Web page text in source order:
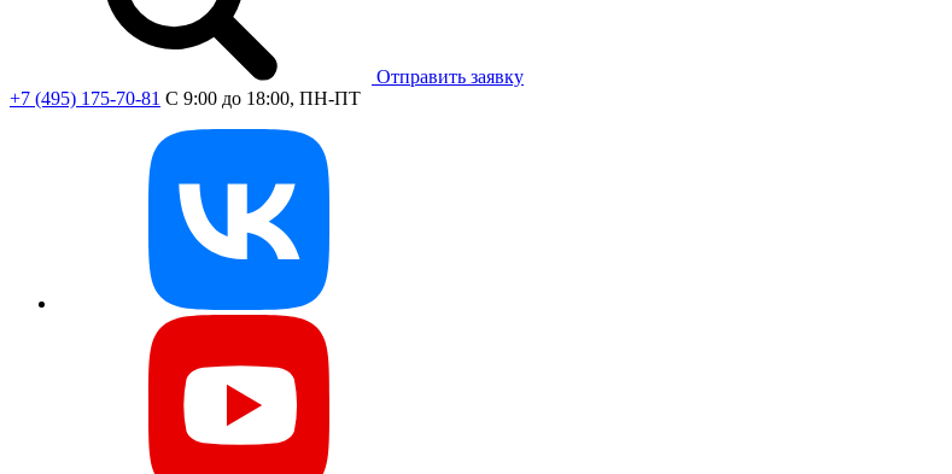
Отправить заявку
+7 (495) 175-70-81 C 9:00 до 18:00, ПН-ПТ